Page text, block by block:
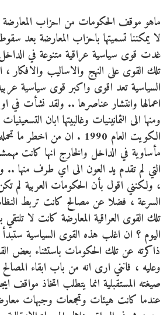
ماهو موقف الحكومات من احزاب
غدت قوى سياسية عراقية متنوعة في
تلك القوى على النهج والاساليب والافكار
السياسية تعد اقوى واكبر قوى سياسية
اعمالها وانتشار عناصرها .. ولقد نشأت في
ومنها الى الثمانينيات وغالبيتها ابان
الكويت العام 1990 . ان
مأساوية في الداخل والخارج انها كانت
التي لم تقدم يد العون الى اي طرف منها ..
، ولكنني اقول بأن الحكومات العربية لم
السرعة ، فضلا عن مصالح كانت تربط
تلك القوى العراقية المعارضة كانت لا
اليوم ؟ ان اغلب هذه القوى السياسية ستبدأ
ذاكرته عن تلك الحكومات باستثناء بعض
وعليه ، فانني ارى انه من باب ابقاء
صيغته المستقبلية انما يتطلب اتخاذ مواقف
عندما كانت هيئات وتجمعات وجبهات